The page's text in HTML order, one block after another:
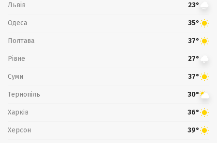
Львів 23°
Одеса 35°
Полтава 37°
Рівне 27°
Суми 37°
Тернопіль 30°
Харків 36°
Херсон 39°